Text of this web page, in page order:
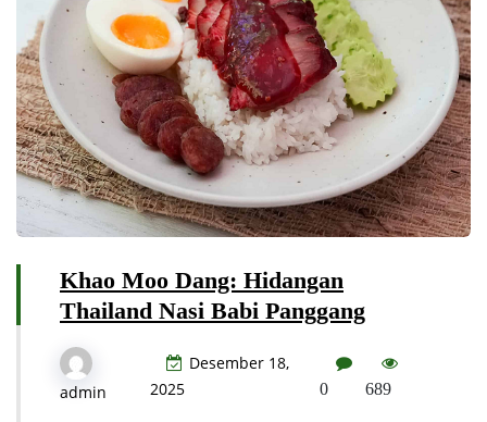
Khao Moo Dang: Hidangan
Thailand Nasi Babi Panggang
admin
Desember 18,
2025
0 689